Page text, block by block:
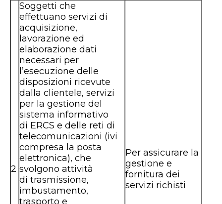
2
Soggetti che
effettuano servizi di
acquisizione,
lavorazione ed
elaborazione dati
necessari per
l’esecuzione delle
disposizioni ricevute
dalla clientele, servizi
per la gestione del
sistema informativo
di ERCS e delle reti di
telecomunicazioni (ivi
compresa la posta
elettronica), che
svolgono attività
di trasmissione,
imbustamento,
trasporto e
Per assicurare la
gestione e
fornitura dei
servizi richisti